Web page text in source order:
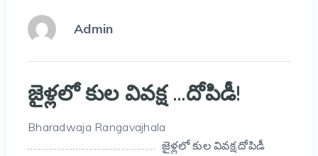
Admin
జైళ్ల‌లో కుల వివ‌క్ష …దోపిడీ!
Bharadwaja Rangavajhala
………………………………………… జైళ్ల‌లో కుల వివ‌క్ష,దోపిడీ